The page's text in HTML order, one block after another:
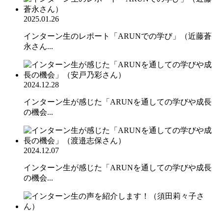
2025.01.26
インターン生のレポート「ARUNでの学び」（近藤蒼
永さん...
2024.12.28
インターン生が感じた「ARUNを通しての学びや成長
の機会...
2024.12.07
インターン生が感じた「ARUNを通しての学びや成長
の機会...